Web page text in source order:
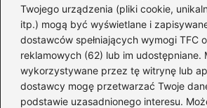
Twojego urządzenia (pliki cookie,
itp.) mogą być wyświetlane i
dostawców spełniających wymogi TFC
reklamowych (62) lub im udostępniane.
wykorzystywane przez tę witrynę lub
dostawcy mogę przetwarzać Twoje
podstawie uzasadnionego interesu.
Dodaj komentarz
Twój adres email nie zostanie
Wymagane pola są oznaczone
Komentarz*